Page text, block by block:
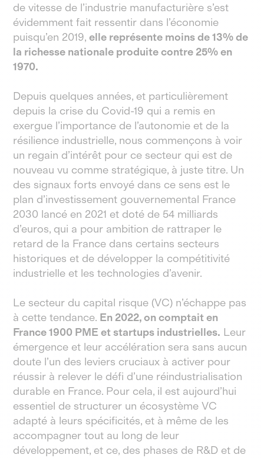
de vitesse de l’industrie manufacturière s’est
évidemment fait ressentir dans l’économie
puisqu’en 2019,elle représente moins de 13% de
la richesse nationale produite contre 25% en
1970.
Depuis quelques années, et particulièrement
depuis la crise du Covid-19 qui a remis en
exergue l’importance de l’autonomie et de la
résilience industrielle, nous commençons à voir
un regain d’intérêt pour ce secteur qui est de
nouveau vu comme stratégique, à juste titre. Un
des signaux forts envoyé dans ce sens est le
plan d’investissement gouvernemental France
2030 lancé en 2021 et doté de 54 milliards
d’euros, qui a pour ambition de rattraper le
retard de la France dans certains secteurs
historiques et de développer la compétitivité
industrielle et les technologies d’avenir.
Le secteur du capital risque (VC) n’échappe pas
à cette tendance. En 2022, on comptait en
France 1900 PME et startups industrielles. Leur
émergence et leur accélération sera sans aucun
doute l’un des leviers cruciaux à activer pour
réussir à relever le défi d’une réindustrialisation
durable en France. Pour cela, il est aujourd’hui
essentiel de structurer un écosystème VC
adapté à leurs spécificités, et à même de les
accompagner tout au long de leur
développement, et ce, des phases de R&D et de